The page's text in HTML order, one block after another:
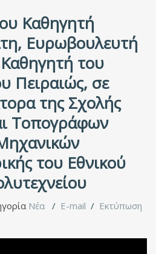
Καθηγητή
Ευρωβουλευτή
του
Πειραιώς, σε
της Σχολής
Τοπογράφων
του Εθνικού
Νέα E-mail Εκτύπωση